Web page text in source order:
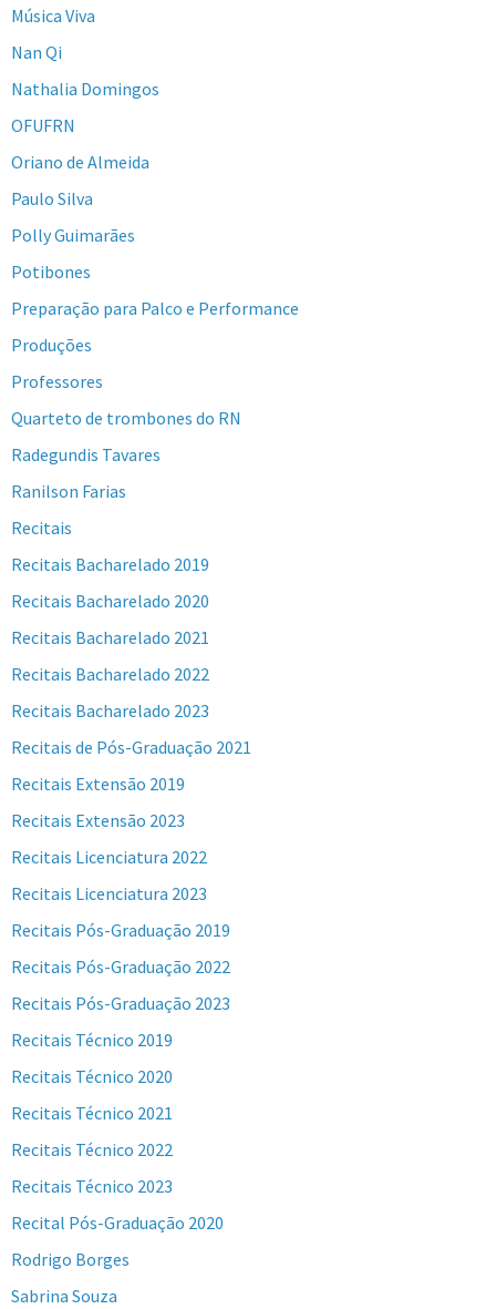
Música Viva
Nan Qi
Nathalia Domingos
OFUFRN
Oriano de Almeida
Paulo Silva
Polly Guimarães
Potibones
Preparação para Palco e Performance
Produções
Professores
Quarteto de trombones do RN
Radegundis Tavares
Ranilson Farias
Recitais
Recitais Bacharelado 2019
Recitais Bacharelado 2020
Recitais Bacharelado 2021
Recitais Bacharelado 2022
Recitais Bacharelado 2023
Recitais de Pós-Graduação 2021
Recitais Extensão 2019
Recitais Extensão 2023
Recitais Licenciatura 2022
Recitais Licenciatura 2023
Recitais Pós-Graduação 2019
Recitais Pós-Graduação 2022
Recitais Pós-Graduação 2023
Recitais Técnico 2019
Recitais Técnico 2020
Recitais Técnico 2021
Recitais Técnico 2022
Recitais Técnico 2023
Recital Pós-Graduação 2020
Rodrigo Borges
Sabrina Souza